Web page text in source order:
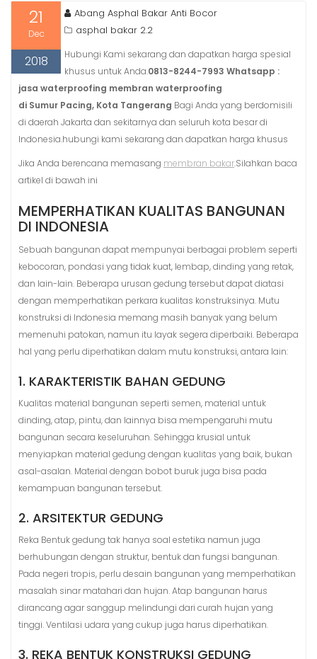
21
Dec
2018
Abang Asphal Bakar Anti Bocor
asphal bakar 2.2
Hubungi Kami sekarang dan dapatkan harga spesial
khusus untuk Anda.0813-8244-7993 Whatsapp :
jasa waterproofing membran waterproofing
di Sumur Pacing, Kota Tangerang Bagi Anda yang berdomisili
di daerah Jakarta dan sekitarnya dan seluruh kota besar di
Indonesia.hubungi kami sekarang dan dapatkan harga khusus
Jika Anda berencana memasang membran bakar.Silahkan baca
artikel di bawah ini
MEMPERHATIKAN KUALITAS BANGUNAN
DI INDONESIA
Sebuah bangunan dapat mempunyai berbagai problem seperti
kebocoran, pondasi yang tidak kuat, lembap, dinding yang retak,
dan lain-lain. Beberapa urusan gedung tersebut dapat diatasi
dengan memperhatikan perkara kualitas konstruksinya. Mutu
konstruksi di Indonesia memang masih banyak yang belum
memenuhi patokan, namun itu layak segera diperbaiki. Beberapa
hal yang perlu diperhatikan dalam mutu konstruksi, antara lain:
1. KARAKTERISTIK BAHAN GEDUNG
Kualitas material bangunan seperti semen, material untuk
dinding, atap, pintu, dan lainnya bisa mempengaruhi mutu
bangunan secara keseluruhan. Sehingga krusial untuk
menyiapkan material gedung dengan kualitas yang baik, bukan
asal-asalan. Material dengan bobot buruk juga bisa pada
kemampuan bangunan tersebut.
2. ARSITEKTUR GEDUNG
Reka Bentuk gedung tak hanya soal estetika namun juga
berhubungan dengan struktur, bentuk dan fungsi bangunan.
Pada negeri tropis, perlu desain bangunan yang memperhatikan
masalah sinar matahari dan hujan. Atap bangunan harus
dirancang agar sanggup melindungi dari curah hujan yang
tinggi. Ventilasi udara yang cukup juga harus diperhatikan.
3. REKA BENTUK KONSTRUKSI GEDUNG